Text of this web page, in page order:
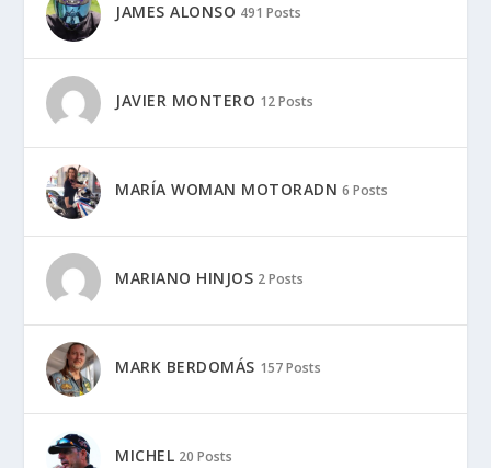
JAMES ALONSO 491 Posts
JAVIER MONTERO 12 Posts
MARÍA WOMAN MOTORADN 6 Posts
MARIANO HINJOS 2 Posts
MARK BERDOMÁS 157 Posts
MICHEL 20 Posts